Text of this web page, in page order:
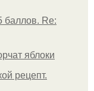
баллов. Re:
яблоки
рецепт.